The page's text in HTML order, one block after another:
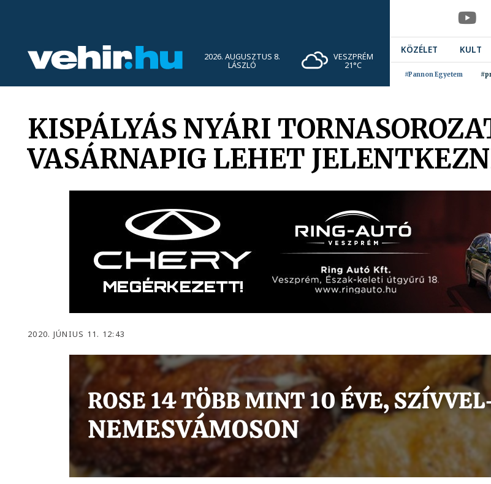
2026. AUGUSZTUS 8.
LÁSZLÓ
VESZPRÉM
21°C
KÖZÉLET KULT
#Pannon Egyetem
KISPÁLYÁS NYÁRI
VASÁRNAPIG LEHET
2020. JÚNIUS 11. 12:43